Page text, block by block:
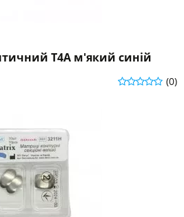
Т4А м'який синій
(0)